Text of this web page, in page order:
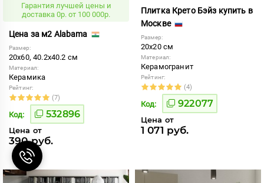
Гарантия лучшей цены и
доставка 0р. от 100 000р.
Цена за м2 Alabama
Размер:
20x60, 40.2x40.2 см
Материал:
Керамика
Рейтинг:
(7)
Код: 532896
Цена от
390 руб.
Плитка Крето Бэйз купить в
Москве
Размер:
20x20 см
Материал:
Керамогранит
Рейтинг:
(4)
Код: 922077
Цена от
1 071 руб.